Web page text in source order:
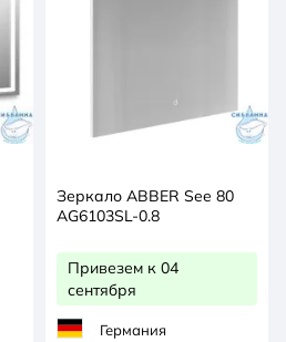
Зеркало ABBER See 80
AG6103SL-0.8
Привезем к 04
сентября
Германия